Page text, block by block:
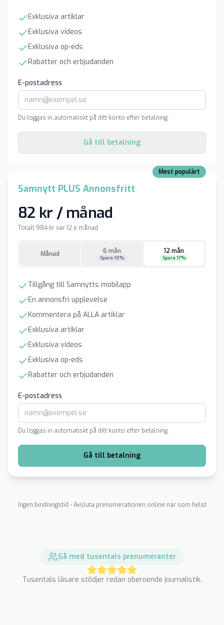
Exklusiva artiklar
Exklusiva videos
Exklusiva op-eds
Rabatter och erbjudanden
E-postadress
Du loggas in automatiskt på ditt konto efter betalning.
Gå till betalning
Mest populärt
Samnytt PLUS Annonsfritt
82 kr / månad
Totalt 984 kr var 12:e månad
Månad 6 mån
Spara 10%
12 mån
Spara 17%
Tillgång till Samnytts mobilapp
En annonsfri upplevelse
Kommentera på ALLA artiklar
Exklusiva artiklar
Exklusiva videos
Exklusiva op-eds
Rabatter och erbjudanden
E-postadress
Du loggas in automatiskt på ditt konto efter betalning.
Gå till betalning
Ingen bindningstid - Avsluta prenumerationen online när som helst
Gå med tusentals prenumeranter
Tusentals läsare stödjer redan oberoende journalistik.